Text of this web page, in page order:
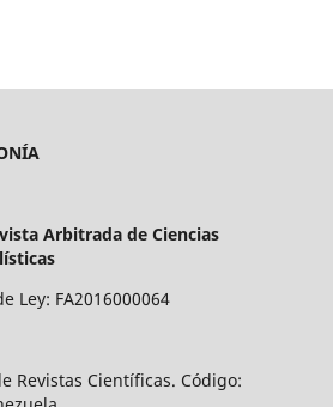
Arbitrada de Ciencias
Ley: FA2016000064
Revistas Científicas. Código: